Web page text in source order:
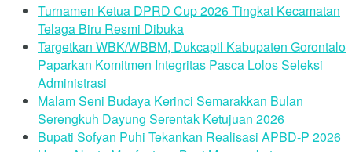
Turnamen Ketua DPRD Cup 2026 Tingkat Kecamatan
Telaga Biru Resmi Dibuka
Targetkan WBK/WBBM, Dukcapil Kabupaten Gorontalo
Paparkan Komitmen Integritas Pasca Lolos Seleksi
Administrasi
Malam Seni Budaya Kerinci Semarakkan Bulan
Serengkuh Dayung Serentak Ketujuan 2026
Bupati Sofyan Puhi Tekankan Realisasi APBD-P 2026